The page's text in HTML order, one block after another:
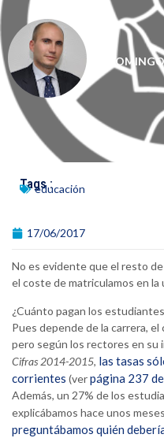
Tags :educación
17/06/2017
No es evidente que el resto
el coste de matriculamos en la
¿Cuánto pagan los
Pues depende de la carrera, el
pero según los rectores en su
Cifras 2014-2015, las tasas
corrientes (verpágina 237
Además, un 27% de los
explicábamos hace unos
preguntábamos quién